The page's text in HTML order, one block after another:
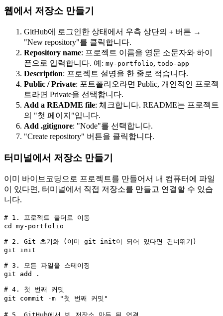
웹에서 저장소 만들기
GitHub에 로그인한 상태에서 우측 상단의 + 버튼 →
"New repository"를 클릭합니다.
Repository name: 프로젝트 이름을 영문 소문자와 하이
픈으로 입력합니다. 예: my-portfolio, todo-app
Description: 프로젝트 설명을 한 줄로 적습니다.
Public / Private: 포트폴리오라면 Public, 개인적인 프로젝
트라면 Private을 선택합니다.
Add a README file: 체크합니다. README는 프로젝트
의 "첫 페이지"입니다.
Add .gitignore: "Node"를 선택합니다.
"Create repository" 버튼을 클릭합니다.
터미널에서 저장소 만들기
이미 바이브코딩으로 프로젝트를 만들어서 내 컴퓨터에 파일
이 있다면, 터미널에서 직접 저장소를 만들고 연결할 수 있습
니다.
# 1. 프로젝트 폴더로 이동
cd my-portfolio
# 2. Git 초기화 (이미 git init이 되어 있다면 건너뛰기)
git init
# 3. 모든 파일을 스테이징
git add .
# 4. 첫 번째 커밋
git commit -m "첫 번째 커밋"